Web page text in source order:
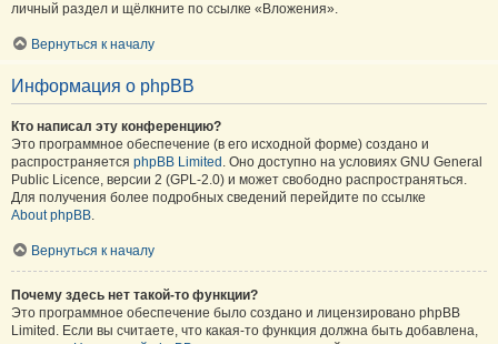
личный раздел и щёлкните по ссылке «Вложения».
Вернуться к началу
Информация о phpBB
Кто написал эту конференцию?
Это программное обеспечение (в его исходной форме) создано и
распространяется phpBB Limited . Оно доступно на условиях GNU General
Public Licence, версии 2 (GPL-2.0) и может свободно распространяться.
Для получения более подробных сведений перейдите по ссылке
About phpBB.
Вернуться к началу
Почему здесь нет такой-то функции?
Это программное обеспечение было создано и лицензировано phpBB
Limited. Если вы считаете, что какая-то функция должна быть добавлена,